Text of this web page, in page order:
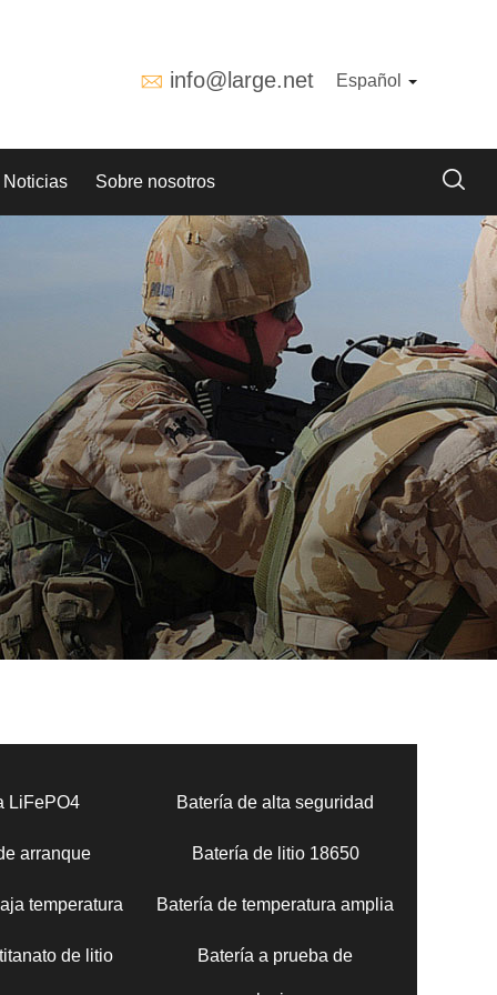
info@large.net Español
Noticias Sobre nosotros
LiFePO4 Batería de alta seguridad
arranque Batería de litio 18650
temperatura Batería de temperatura amplia
de litio Batería a prueba de